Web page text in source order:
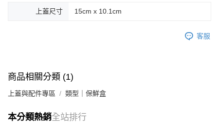
上蓋尺寸 15cm x 10.1cm
客服
商品相關分類 (1)
上蓋與配件專區 類型｜保鮮盒
本分類熱銷全站排行